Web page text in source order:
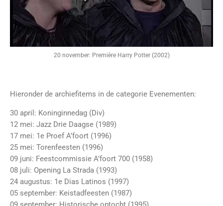
20 november: Première Harry Potter (2002)
Hieronder de archiefitems in de categorie Evenementen:
30 april: Koninginnedag (Div)
12 mei: Jazz Drie Daagse (1989)
17 mei: 1e Proef A’foort (1996)
25 mei: Torenfeesten (1996)
09 juni: Feestcommissie A’foort 700 (1958)
08 juli: Opening La Strada (1993)
24 augustus: 1e Dias Latinos (1997)
05 september: Keistadfeesten (1987)